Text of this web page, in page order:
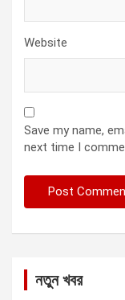
Website
Save my name,
next time I
নতুন খবর